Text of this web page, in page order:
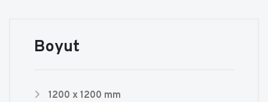
Boyut
1200 x 1200 mm